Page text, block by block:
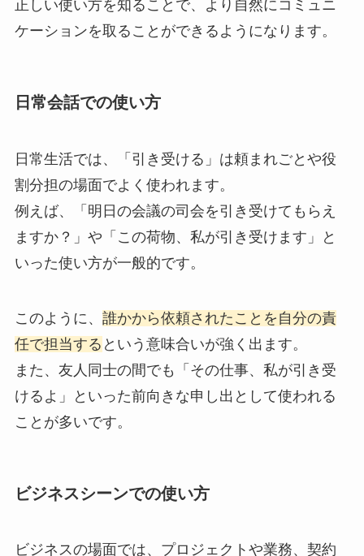
正しい使い方を知ることで、より自然にコミュニ
ケーションを取ることができるようになります。
日常会話での使い方
日常生活では、「引き受ける」は頼まれごとや役
割分担の場面でよく使われます。
例えば、「明日の会議の司会を引き受けてもらえ
ますか？」や「この荷物、私が引き受けます」と
いった使い方が一般的です。
このように、 誰かから依頼されたことを自分の責
任で担当する という意味合いが強く出ます。
また、友人同士の間でも「その仕事、私が引き受
けるよ」といった前向きな申し出として使われる
ことが多いです。
ビジネスシーンでの使い方
ビジネスの場面では、プロジェクトや業務、契約